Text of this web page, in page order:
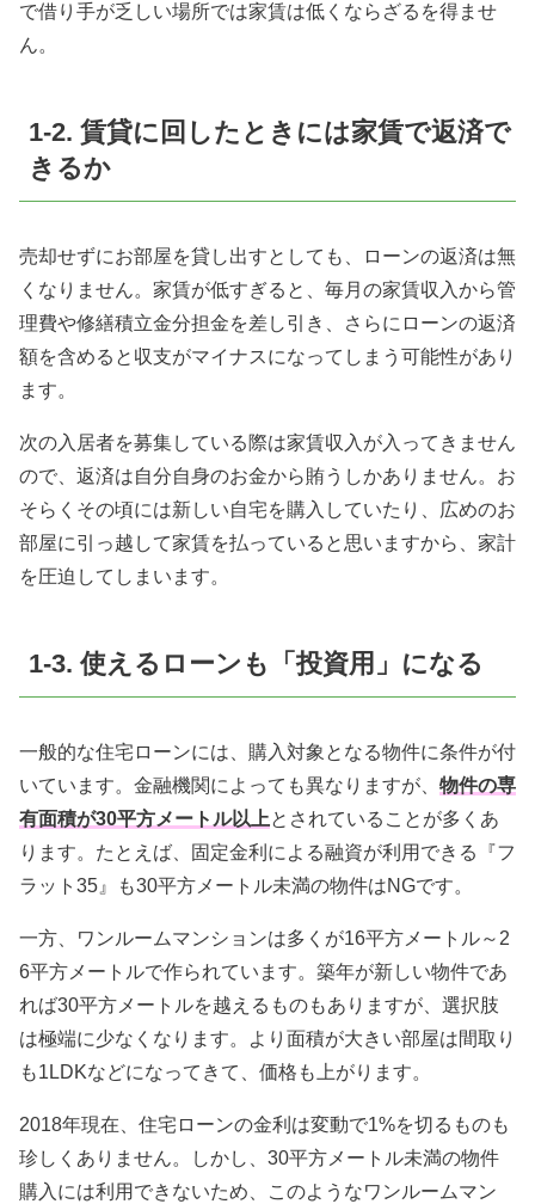
で借り手が乏しい場所では家賃は低くならざるを得ませ
ん。
1-2. 賃貸に回したときには家賃で返済で
きるか
売却せずにお部屋を貸し出すとしても、ローンの返済は無
くなりません。家賃が低すぎると、毎月の家賃収入から管
理費や修繕積立金分担金を差し引き、さらにローンの返済
額を含めると収支がマイナスになってしまう可能性があり
ます。
次の入居者を募集している際は家賃収入が入ってきません
ので、返済は自分自身のお金から賄うしかありません。お
そらくその頃には新しい自宅を購入していたり、広めのお
部屋に引っ越して家賃を払っていると思いますから、家計
を圧迫してしまいます。
1-3. 使えるローンも「投資用」になる
一般的な住宅ローンには、購入対象となる物件に条件が付
いています。金融機関によっても異なりますが、 物件の専
有面積が30平方メートル以上とされていることが多くあ
ります。たとえば、固定金利による融資が利用できる『フ
ラット35』も30平方メートル未満の物件はNGです。
一方、ワンルームマンションは多くが16平方メートル～2
6平方メートルで作られています。築年が新しい物件であ
れば30平方メートルを越えるものもありますが、選択肢
は極端に少なくなります。より面積が大きい部屋は間取り
も1LDKなどになってきて、価格も上がります。
2018年現在、住宅ローンの金利は変動で1%を切るものも
珍しくありません。しかし、30平方メートル未満の物件
購入には利用できないため、このようなワンルームマン